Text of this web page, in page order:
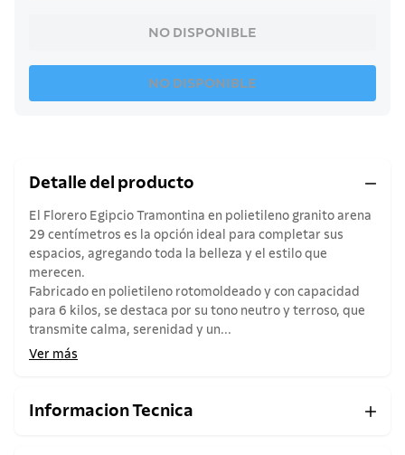
NO DISPONIBLE
NO DISPONIBLE
Detalle del producto
El Florero Egipcio Tramontina en polietileno granito arena
29 centímetros es la opción ideal para completar sus
espacios, agregando toda la belleza y el estilo que
merecen.
Fabricado en polietileno rotomoldeado y con capacidad
para 6 kilos, se destaca por su tono neutro y terroso, que
transmite calma, serenidad y un...
Ver más
Informacion Tecnica